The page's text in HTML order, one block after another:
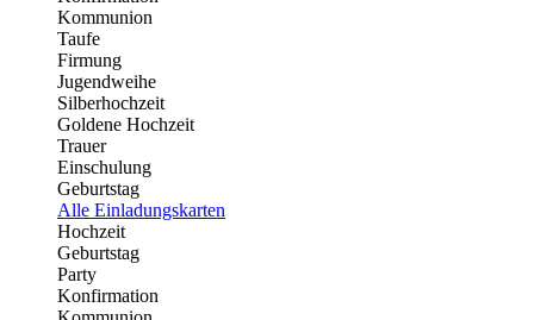
Kommunion
Taufe
Firmung
Jugendweihe
Silberhochzeit
Goldene Hochzeit
Trauer
Einschulung
Geburtstag
Alle Einladungskarten
Hochzeit
Geburtstag
Party
Konfirmation